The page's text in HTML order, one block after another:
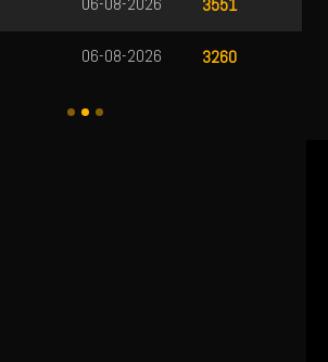
3551
06-08-2026
3260
06-08-2026